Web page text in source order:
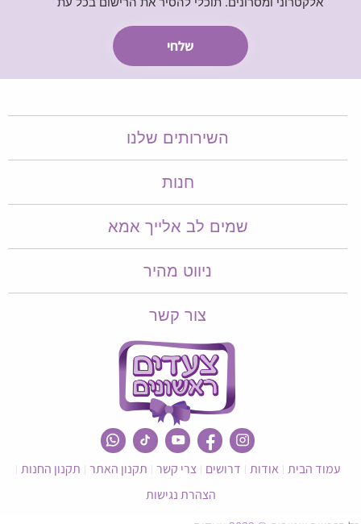
השירותים שלנו
חנות
שמים לב אלייך אמא​​
ניווט מהיר
צור קשר
עמוד הבית אודות דרושים צרי קשר תקנון האתר תקנון החנות
הצהרת נגישות